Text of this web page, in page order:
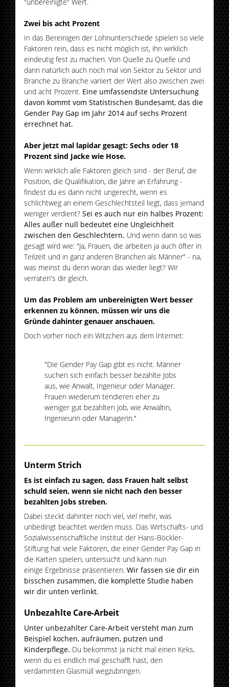
"unbereinigte" Wert.
Zwei bis acht Prozent
In das Bereinigen der Lohnunterschiede spielen so viele
Faktoren rein, dass es nicht möglich ist, ihn wirklich
eindeutig fest zu machen. Von Quelle zu Quelle und
dann natürlich auch noch mal von Sektor zu Sektor und
Branche zu Branche variiert der Wert also zwischen zwei
und acht Prozent. Eine umfassendste Untersuchung
davon kommt vom Statistischen Bundesamt, das die
Gender Pay Gap im Jahr 2014 auf sechs Prozent
errechnet hat.
Aber jetzt mal lapidar gesagt: Sechs oder 18
Prozent sind Jacke wie Hose.
Wenn wirklich alle Faktoren gleich sind - der Beruf, die
Position, die Qualifikation, die Jahre an Erfahrung -
findest du es dann nicht ungerecht, wenn es
schlichtweg an einem Geschlechtsteil liegt, dass jemand
weniger verdient?Sei es auch nur ein halbes Prozent:
Alles außer null bedeutet eine Ungleichheit
zwischen den Geschlechtern. Und wenn dann so was
gesagt wird wie: "Ja, Frauen, die arbeiten ja auch öfter in
Teilzeit und in ganz anderen Branchen als Männer" - na,
was meinst du denn woran das wieder liegt? Wir
verraten's dir gleich.
Um das Problem am unbereinigten Wert besser
erkennen zu können, müssen wir uns die
Gründe dahinter genauer anschauen.
Doch vorher noch ein Witzchen aus dem Internet:
"Die Gender Pay Gap gibt es nicht. Männer
suchen sich einfach besser bezahlte Jobs
aus, wie Anwalt, Ingenieur oder Manager.
Frauen wiederum tendieren eher zu
weniger gut bezahlten Job, wie Anwältin,
Ingenieurin oder Managerin."
Unterm Strich
Es ist einfach zu sagen, dass Frauen halt selbst
schuld seien, wenn sie nicht nach den besser
bezahlten Jobs streben.
Dabei steckt dahinter noch viel, viel mehr, was
unbedingt beachtet werden muss. Das Wirtschafts- und
Sozialwissenschaftliche Institut der Hans-Böckler-
Stiftung hat viele Faktoren, die einer Gender Pay Gap in
die Karten spielen, untersucht und kann nun
einige Ergebnisse präsentieren.Wir fassen sie dir ein
bisschen zusammen, die komplette Studie haben
wir dir unten verlinkt.
Unbezahlte Care-Arbeit
Unter unbezahlter Care-Arbeit versteht man zum
Beispiel kochen, aufräumen, putzen und
Kinderpflege. Du bekommst ja nicht mal einen Keks,
wenn du es endlich mal geschafft hast, den
verdammten Glasmüll wegzubringen.